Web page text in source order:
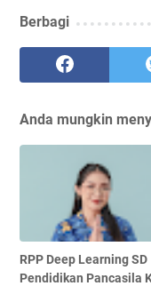
Berbagi
Anda mungkin
RPP Deep Learning SD
Pendidikan Pancasila